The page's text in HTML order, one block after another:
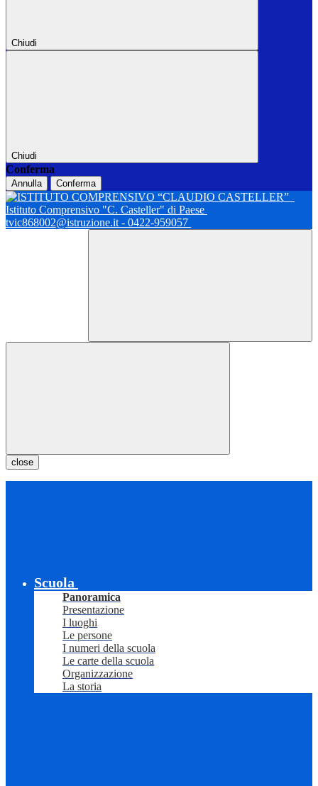
Chiudi
Chiudi
Conferma
Annulla Conferma
Istituto Comprensivo "C. Casteller" di Paese
tvic868002@istruzione.it - 0422-959057
close
Scuola
Panoramica
Presentazione
I luoghi
Le persone
I numeri della scuola
Le carte della scuola
Organizzazione
La storia